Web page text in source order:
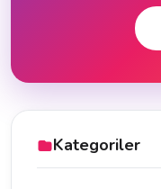
Kategoriler